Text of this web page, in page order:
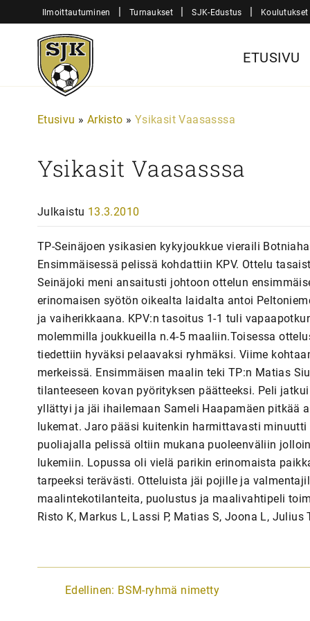
sisältöön
Ilmoittautuminen | Turnaukset | SJK-Edustus | Koulutukset
Sjk-
Juniorit
ETUSIVU
Etusivu » Arkisto » Ysikasit Vaasasssa
Ysikasit Vaasasssa
Julkaistu 13.3.2010
TP-Seinäjoen ysikasien kykyjoukkue vieraili
Ensimmäisessä pelissä kohdattiin KPV. Ottelu
Seinäjoki meni ansaitusti johtoon ottelun
erinomaisen syötön oikealta laidalta antoi
ja vaiherikkaana. KPV:n tasoitus 1-1 tuli
molemmilla joukkueilla n.4-5 maaliin.Toisessa
tiedettiin hyväksi pelaavaksi ryhmäksi. Viime
merkeissä. Ensimmäisen maalin teki TP:n Matias
tilanteeseen kovan pyörityksen päätteeksi. Peli
yllättyi ja jäi ihailemaan Sameli Haapamäen pitkää
lukemat. Jaro pääsi kuitenkin harmittavasti
puoliajalla pelissä oltiin mukana puoleenväliin
lukemiin. Lopussa oli vielä parikin erinomaista
tarpeeksi terävästi. Otteluista jäi pojille ja
maalintekotilanteita, puolustus ja maalivahtipeli
Risto K, Markus L, Lassi P, Matias S, Joona L, Julius
A
Edellinen: BSM-ryhmä nimetty